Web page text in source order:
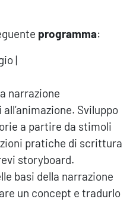
programma:
|
narrazione
Sviluppo
a partire da stimoli
pratiche di scrittura
storyboard.
basi della narrazione
un concept e tradurlo